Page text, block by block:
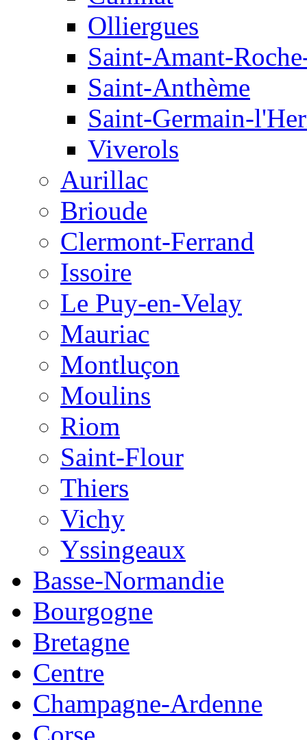
Olliergues
Saint-Amant-
Saint-Anthème
Saint-Germain-
Viverols
Aurillac
Brioude
Clermont-Ferrand
Issoire
Le Puy-en-Velay
Mauriac
Montluçon
Moulins
Riom
Saint-Flour
Thiers
Vichy
Yssingeaux
Basse-Normandie
Bourgogne
Bretagne
Centre
Champagne-Ardenne
Corse